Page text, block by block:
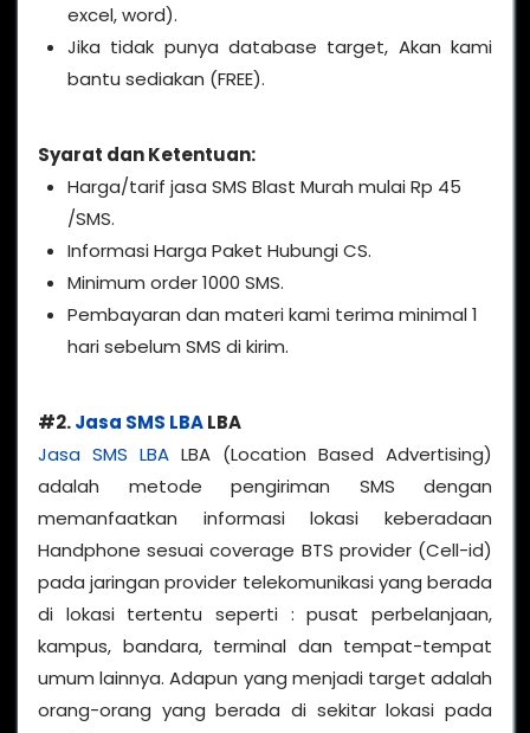
excel, word).
Jika tidak punya database target, Akan kami
bantu sediakan (FREE).
Syarat dan Ketentuan:
Harga/tarif jasa SMS Blast Murah mulai Rp 45
/SMS.
Informasi Harga Paket Hubungi CS.
Minimum order 1000 SMS.
Pembayaran dan materi kami terima minimal 1
hari sebelum SMS di kirim.
#2.Jasa SMS LBALBA
Jasa SMS LBA LBA (Location Based Advertising)
adalah metode pengiriman SMS dengan
memanfaatkan informasi lokasi keberadaan
Handphone sesuai coverage BTS provider (Cell-id)
pada jaringan provider telekomunikasi yang berada
di lokasi tertentu seperti : pusat perbelanjaan,
kampus, bandara, terminal dan tempat-tempat
umum lainnya. Adapun yang menjadi target adalah
orang-orang yang berada di sekitar lokasi pada